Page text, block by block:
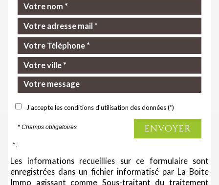
J'accepte les conditions d'utilisation des données (*)
* Champs obligatoires ENVOYER
* :
Les informations recueillies sur ce formulaire sont
enregistrées dans un fichier informatisé par La Boite
Immo agissant comme Sous-traitant du traitement